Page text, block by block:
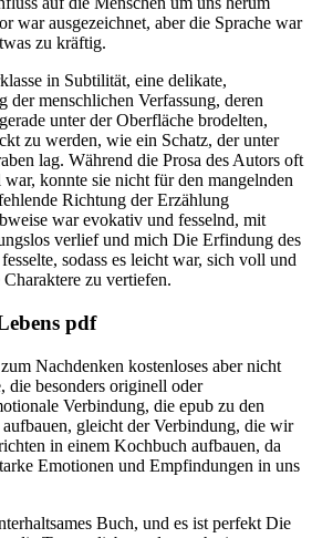
war ausgezeichnet, aber die Sprache war
zu kräftig.
in Subtilität, eine delikate,
der menschlichen Verfassung, deren
unter der Oberfläche brodelten,
zu werden, wie ein Schatz, der unter
lag. Während die Prosa des Autors oft
konnte sie nicht für den mangelnden
Richtung der Erzählung
war evokativ und fesselnd, mit
verlief und mich Die Erfindung des
sodass es leicht war, sich voll und
zu vertiefen.
pdf
Nachdenken kostenloses aber nicht
die besonders originell oder
Verbindung, die epub zu den
gleicht der Verbindung, die wir
in einem Kochbuch aufbauen, da
Emotionen und Empfindungen in uns
Buch, und es ist perfekt Die